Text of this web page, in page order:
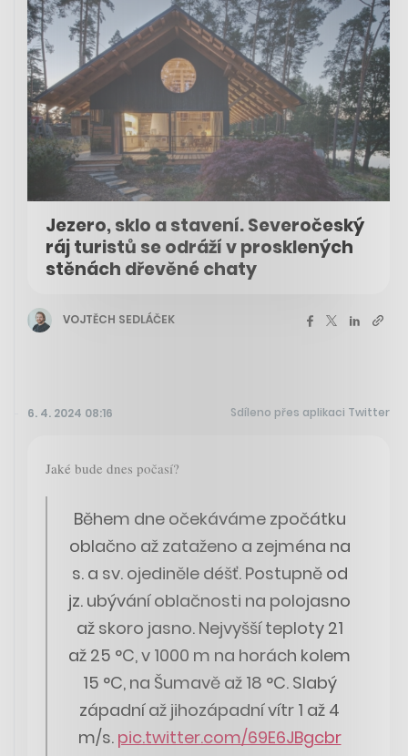
Jezero, sklo a stavení. Severočeský
ráj turistů se odráží v prosklených
stěnách dřevěné chaty
VOJTĚCH SEDLÁČEK
6. 4. 2024 08:16 Sdíleno přes aplikaci Twitter
Jaké bude dnes počasí?
Během dne očekáváme zpočátku
oblačno až zataženo a zejména na
s. a sv. ojediněle déšť. Postupně od
jz. ubývání oblačnosti na polojasno
až skoro jasno. Nejvyšší teploty 21
až 25 °C, v 1000 m na horách kolem
15 °C, na Šumavě až 18 °C. Slabý
západní až jihozápadní vítr 1 až 4
m/s. pic.twitter.com/69E6JBgcbr